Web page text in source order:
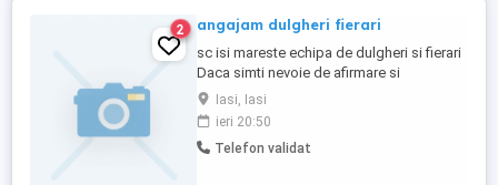
2 angajam dulgheri fierari
sc isi mareste echipa de dulgheri si fierari
Daca simti nevoie de afirmare si
stapanesti bine partea de dulgherie
,fierarie si ai experienta de minim 2 ani te
asteptam sa te alaturi echipei noastre.
beneficii lucram cu cele mai noi sisteme
Iasi, Iasi
ieri 20:50
Telefon validat